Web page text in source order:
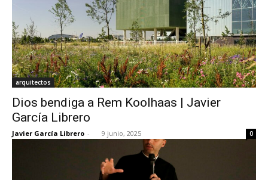
arquitectos
Dios bendiga a Rem Koolhaas | Javier
García Librero
Javier García Librero - 9 junio, 2025 0